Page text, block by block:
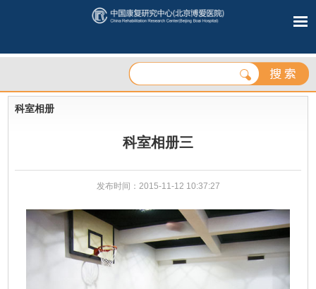
科室相册
科室相册三
发布时间：2015-11-12 10:37:27